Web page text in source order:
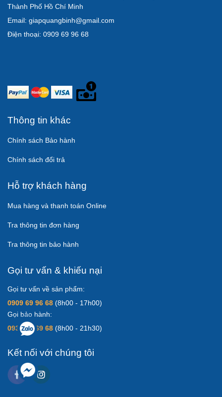
Thành Phố Hồ Chí Minh
Email: giapquangbinh@gmail.com
Điện thoại: 0909 69 96 68
Thông tin khác
Chính sách Bảo hành
Chính sách đổi trả
Hỗ trợ khách hàng
Mua hàng và thanh toán Online
Tra thông tin đơn hàng
Tra thông tin bảo hành
Gọi tư vấn & khiếu nại
Gọi tư vấn về sản phẩm:
0909 69 96 68 (8h00 - 17h00)
Gọi bảo hành:
0931 83 69 68 (8h00 - 21h30)
Kết nối với chúng tôi